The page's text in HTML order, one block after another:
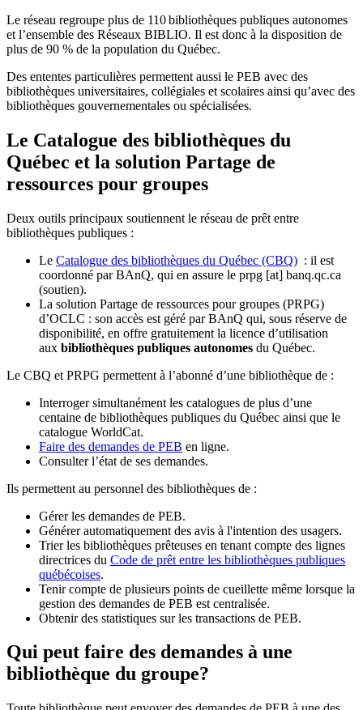
Le réseau regroupe plus de 110bibliothèques publiques autonomes
et l’ensemble des Réseaux BIBLIO. Il est donc à la disposition de
plus de 90 % de la population du Québec.
Des ententes particulières permettent aussi le PEB avec des
bibliothèques universitaires, collégiales et scolaires ainsi qu’avec des
bibliothèques gouvernementales ou spécialisées.
Le Catalogue des bibliothèques du
Québec et la solution Partage de
ressources pour groupes
Deux outils principaux soutiennent le réseau de prêt entre
bibliothèques publiques :
Le Catalogue des bibliothèques du Québec (CBQ) : il est
coordonné par BAnQ, qui en assure le prpg [at] banq.qc.ca
(soutien).
La solution Partage de ressources pour groupes (PRPG)
d’OCLC : son accès est géré par BAnQ qui, sous réserve de
disponibilité, en offre gratuitement la licence d’utilisation
aux bibliothèques publiques autonomes du Québec.
Le CBQ et PRPG permettent à l’abonné d’une bibliothèque de :
Interroger simultanément les catalogues de plus d’une
centaine de bibliothèques publiques du Québec ainsi que le
catalogue WorldCat.
Faire des demandes de PEB en ligne.
Consulter l’état de ses demandes.
Ils permettent au personnel des bibliothèques de :
Gérer les demandes de PEB.
Générer automatiquement des avis à l'intention des usagers.
Trier les bibliothèques prêteuses en tenant compte des lignes
directrices du Code de prêt entre les bibliothèques publiques
québécoises.
Tenir compte de plusieurs points de cueillette même lorsque la
gestion des demandes de PEB est centralisée.
Obtenir des statistiques sur les transactions de PEB.
Qui peut faire des demandes à une
bibliothèque du groupe?